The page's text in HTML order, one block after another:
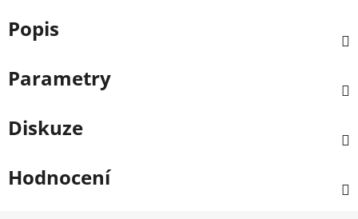
Popis
Parametry
Diskuze
Hodnocení